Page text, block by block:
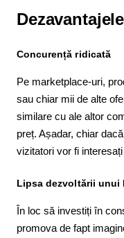
Concurență ridicată
Pe marketplace-uri,
sau chiar mii de alte
similare cu ale altor
preț. Așadar, chiar
vizitatori vor fi
Lipsa dezvoltării unui
În loc să investiți în
promova de fapt